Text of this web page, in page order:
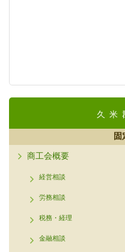
久米
固
商工会概要
経営相談
労務相談
税務・経理
金融相談